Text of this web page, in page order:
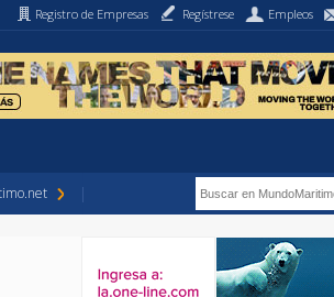
Registro de Empresas Regístrese Empleos